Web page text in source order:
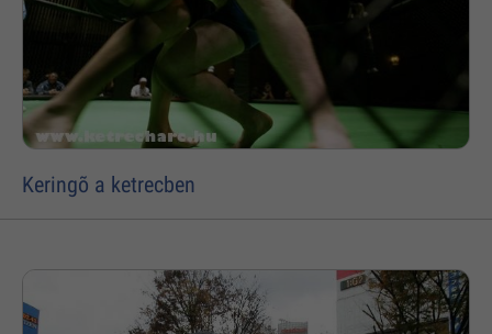
Keringõ a ketrecben